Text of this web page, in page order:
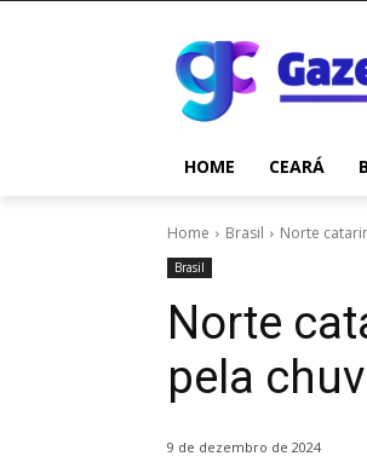
HOME CEARÁ
Home Brasil Norte
Brasil
Norte
pela
9 de dezembro de 2024